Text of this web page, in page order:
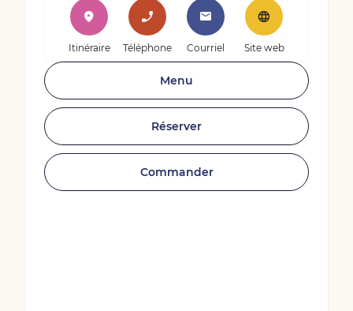
Itinéraire Téléphone Courriel Site web
Menu
Réserver
Commander